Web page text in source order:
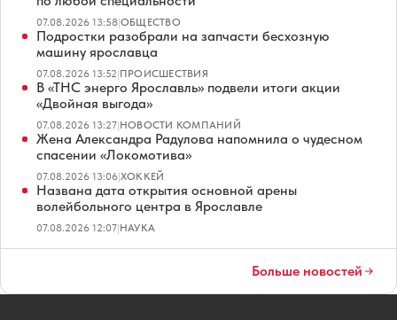
07.08.2026 13:58|ОБЩЕСТВО
Подростки разобрали на запчасти бесхозную
машину ярославца
07.08.2026 13:52|ПРОИСШЕСТВИЯ
В «ТНС энерго Ярославль» подвели итоги акции
«Двойная выгода»
07.08.2026 13:27|НОВОСТИ КОМПАНИЙ
Жена Александра Радулова напомнила о чудесном
спасении «Локомотива»
07.08.2026 13:06|ХОККЕЙ
Названа дата открытия основной арены
волейбольного центра в Ярославле
07.08.2026 12:07|НАУКА
Больше новостей